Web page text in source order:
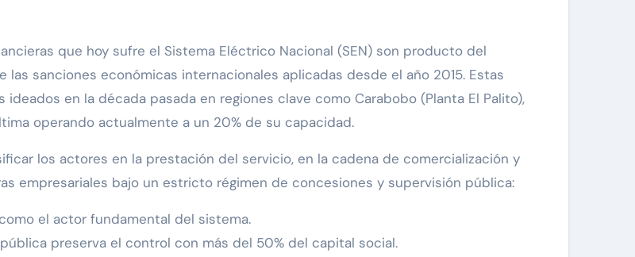
que hoy sufre el Sistema Eléctrico Nacional (SEN) son producto del
sanciones económicas internacionales aplicadas desde el año 2015. Estas
en la década pasada en regiones clave como Carabobo (Planta El Palito),
operando actualmente a un 20% de su capacidad.
los actores en la prestación del servicio, en la cadena de comercialización y
empresariales bajo un estricto régimen de concesiones y supervisión pública:
el actor fundamental del sistema.
preserva el control con más del 50% del capital social.